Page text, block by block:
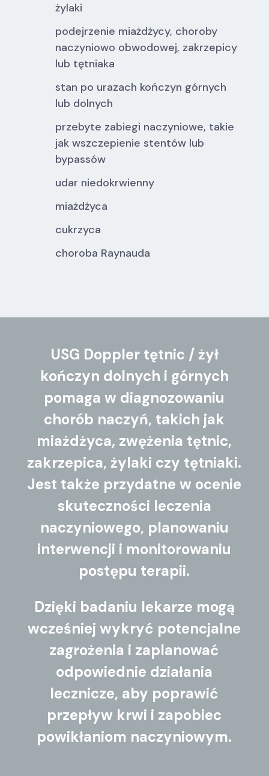
żylaki
podejrzenie miażdżycy, choroby
naczyniowo obwodowej, zakrzepicy
lub tętniaka
stan po urazach kończyn górnych
lub dolnych
przebyte zabiegi naczyniowe, takie
jak wszczepienie stentów lub
bypassów
udar niedokrwienny
miażdżyca
cukrzyca
choroba Raynauda
USG Doppler tętnic / żył
kończyn dolnych i górnych
pomaga w diagnozowaniu
chorób naczyń, takich jak
miażdżyca, zwężenia tętnic,
zakrzepica, żylaki czy tętniaki.
Jest także przydatne w ocenie
skuteczności leczenia
naczyniowego, planowaniu
interwencji i monitorowaniu
postępu terapii.
Dzięki badaniu lekarze mogą
wcześniej wykryć potencjalne
zagrożenia i zaplanować
odpowiednie działania
lecznicze, aby poprawić
przepływ krwi i zapobiec
powikłaniom naczyniowym.